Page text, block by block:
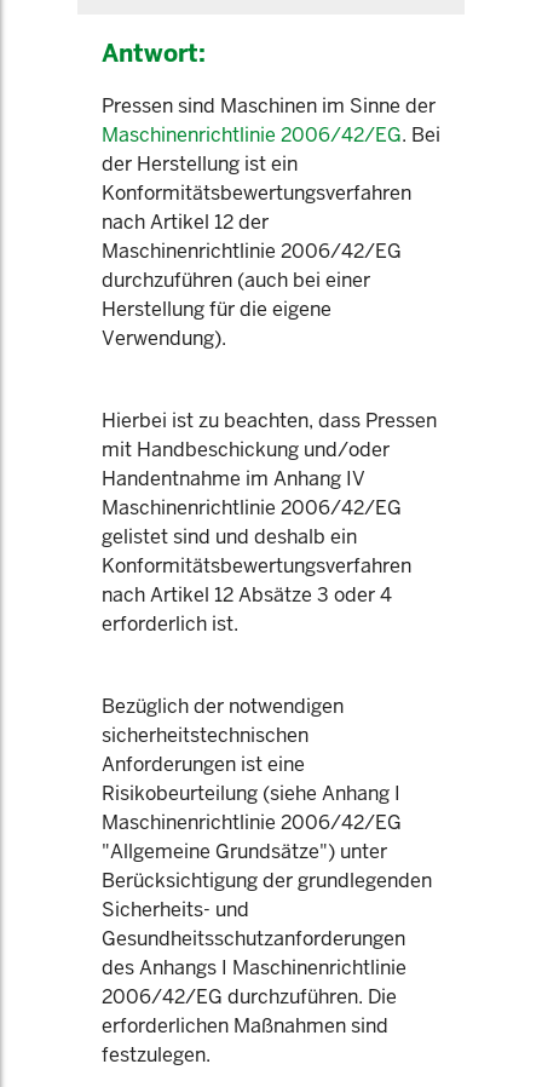
Antwort:
Pressen sind Maschinen im Sinne der
Maschinenrichtlinie 2006/42/EG. Bei
der Herstellung ist ein
Konformitätsbewertungsverfahren
nach Artikel 12 der
Maschinenrichtlinie 2006/42/EG
durchzuführen (auch bei einer
Herstellung für die eigene
Verwendung).
Hierbei ist zu beachten, dass Pressen
mit Handbeschickung und/oder
Handentnahme im Anhang IV
Maschinenrichtlinie 2006/42/EG
gelistet sind und deshalb ein
Konformitätsbewertungsverfahren
nach Artikel 12 Absätze 3 oder 4
erforderlich ist.
Bezüglich der notwendigen
sicherheitstechnischen
Anforderungen ist eine
Risikobeurteilung (siehe Anhang I
Maschinenrichtlinie 2006/42/EG
"Allgemeine Grundsätze") unter
Berücksichtigung der grundlegenden
Sicherheits- und
Gesundheitsschutzanforderungen
des Anhangs I Maschinenrichtlinie
2006/42/EG durchzuführen. Die
erforderlichen Maßnahmen sind
festzulegen.